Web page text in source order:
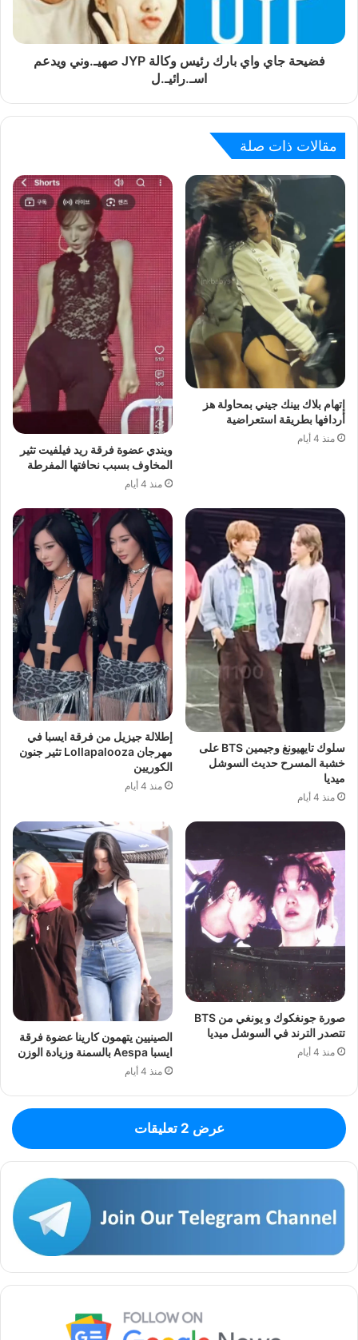
فضيحة جاي واي بارك رئيس وكالة JYP صهيـ.وني ويدعم
اسـ.رائيـ.ل
مقالات ذات صلة
إتهام بلاك بينك جيني بمحاولة هز
أردافها بطريقة استعراضية
منذ 4 أيام
ويندي عضوة فرقة ريد فيلفيت تثير
المخاوف بسبب نحافتها المفرطة
منذ 4 أيام
سلوك تايهيونغ وجيمين BTS على
خشبة المسرح حديث السوشل
ميديا
منذ 4 أيام
إطلالة جيزيل من فرقة ايسبا في
مهرجان Lollapalooza تثير جنون
الكوريين
منذ 4 أيام
صورة جونغكوك و يونغي من BTS
تتصدر الترند في السوشل ميديا
منذ 4 أيام
الصينيين يتهمون كارينا عضوة فرقة
ايسبا Aespa بالسمنة وزيادة الوزن
منذ 4 أيام
عرض 2 تعليقات